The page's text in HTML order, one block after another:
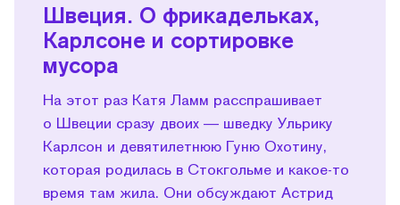
Швеция. О фрикадельках,
Карлсоне и сортировке
мусора
На этот раз Катя Ламм расспрашивает
о Швеции сразу двоих — шведку Ульрику
Карлсон и девятилетнюю Гуню Охотину,
которая родилась в Стокгольме и какое-то
время там жила. Они обсуждают Астрид